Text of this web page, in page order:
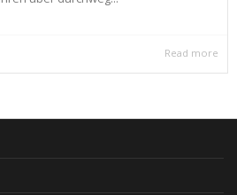
Read more